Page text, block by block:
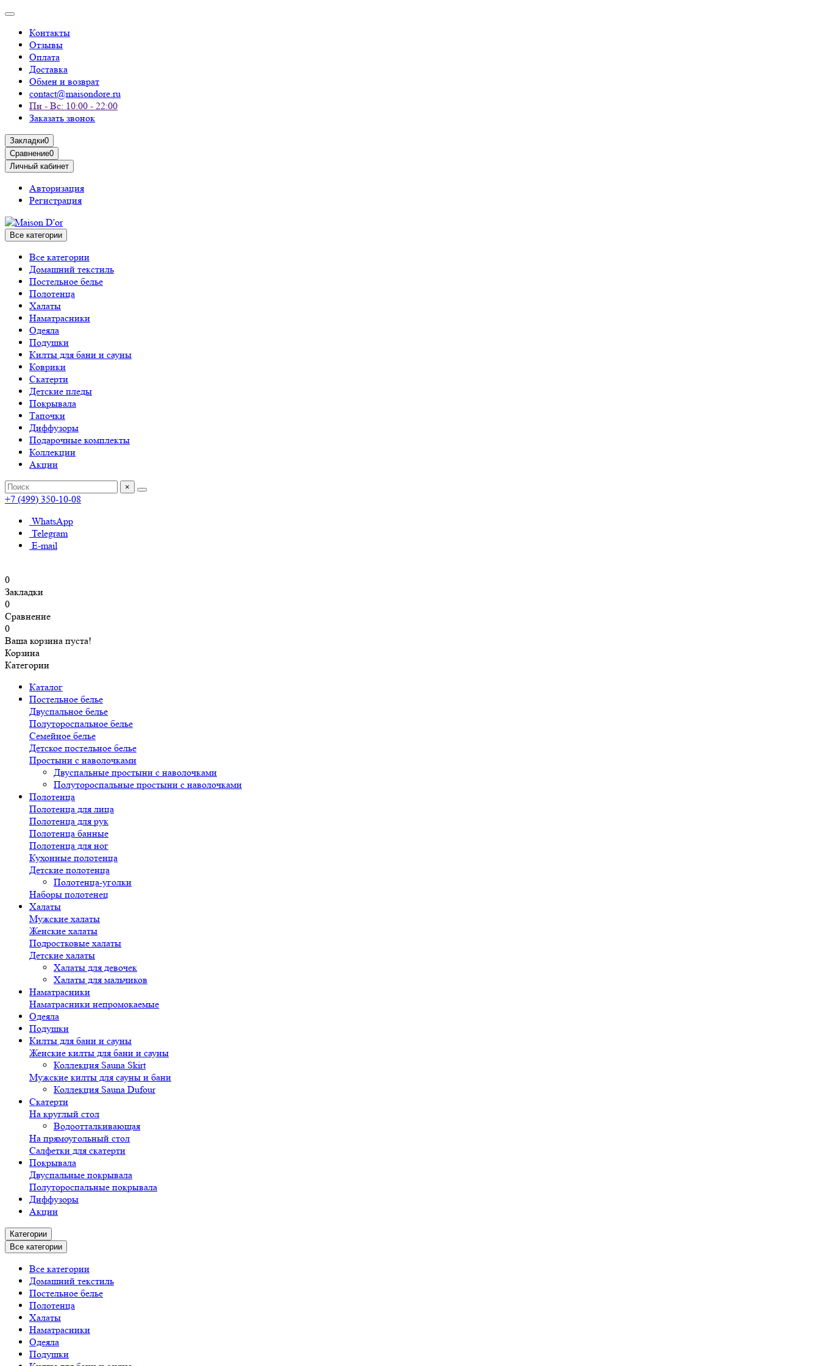
Контакты
Отзывы
Оплата
Доставка
Обмен и возврат
contact@maisondore.ru
Пн - Вс: 10:00 - 22:00
Заказать звонок
Закладки0
Сравнение0
Личный кабинет
Авторизация
Регистрация
Все категории
Все категории
Домашний текстиль
Постельное белье
Полотенца
Халаты
Наматрасники
Одеяла
Подушки
Килты для бани и сауны
Коврики
Скатерти
Детские пледы
Покрывала
Тапочки
Диффузоры
Подарочные комплекты
Коллекции
Акции
×
+7 (499) 350-10-08
WhatsApp
Telegram
E-mail
0
Закладки
0
Сравнение
0
Ваша корзина пуста!
Корзина
Категории
Каталог
Постельное белье
Двуспальное белье
Полутороспальное белье
Семейное белье
Детское постельное белье
Простыни с наволочками
Двуспальные простыни с наволочками
Полутороспальные простыни с наволочками
Полотенца
Полотенца для лица
Полотенца для рук
Полотенца банные
Полотенца для ног
Кухонные полотенца
Детские полотенца
Полотенца-уголки
Наборы полотенец
Халаты
Мужские халаты
Женские халаты
Подростковые халаты
Детские халаты
Халаты для девочек
Халаты для мальчиков
Наматрасники
Наматрасники непромокаемые
Одеяла
Подушки
Килты для бани и сауны
Женские килты для бани и сауны
Коллекция Sauna Skirt
Мужские килты для сауны и бани
Коллекция Sauna Dufour
Скатерти
На круглый стол
Водоотталкивающая
На прямоугольный стол
Салфетки для скатерти
Покрывала
Двуспальные покрывала
Полутороспальные покрывала
Диффузоры
Акции
Категории
Все категории
Все категории
Домашний текстиль
Постельное белье
Полотенца
Халаты
Наматрасники
Одеяла
Подушки